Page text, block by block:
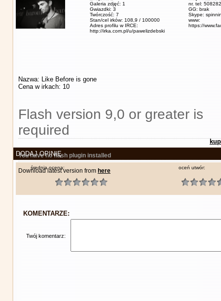
Galeria zdjęć: 1
Gwiazdki: 3
Twórczość: 7
Stan/cel irków: 108,9 / 100000
Adres profilu w IRCE:
http://irka.com.pl/u/pawelizdebski
nr. tel:
GG: brak
Skype:
www:
https://
Nazwa: Like Before is gone
Cena w irkach: 10
Flash version 9,0 or greater is
required
You have no flash plugin installed
Download latest version from here
DODAJ OPINIĘ
średnia ocena: oceń utwór:
KOMENTARZE:
Twój komentarz: